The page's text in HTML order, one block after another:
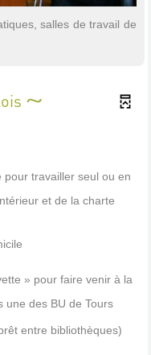
salles de travail de
travailler seul ou en
et de la charte
» pour faire venir à la
une des BU de Tours
entre bibliothèques)